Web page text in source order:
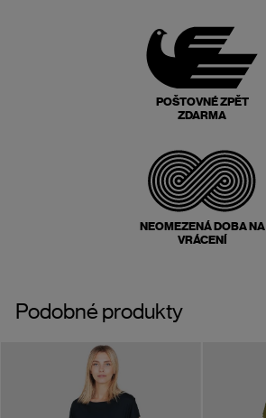
POŠTOVNÉ ZPĚT
ZDARMA
NEOMEZENÁ DOBA NA
VRÁCENÍ
Podobné produkty